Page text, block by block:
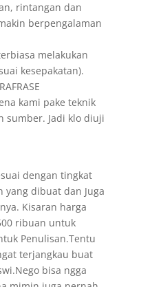
rintangan dan
berpengalaman
melakukan
kesepakatan).
kami pake teknik
sumber. Jadi klo diuji
dengan tingkat
yang dibuat dan Juga
Kisaran harga
ribuan untuk
Penulisan.Tentu
terjangkau buat
bisa ngga